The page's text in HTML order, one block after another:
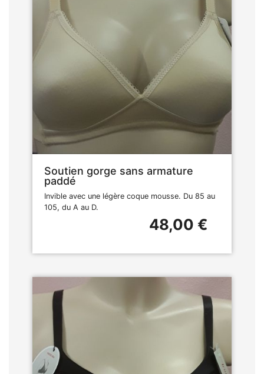
Soutien gorge sans armature
paddé
Invible avec une légère coque mousse. Du 85 au
105, du A au D.
48,00 €